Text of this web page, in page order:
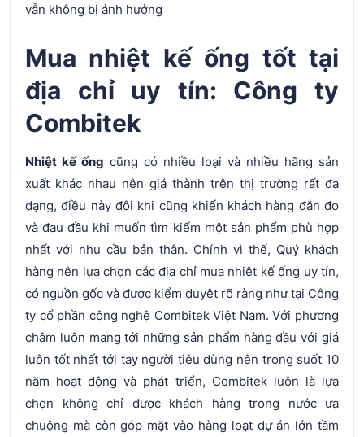
vẫn không bị ảnh hưởng
Mua nhiệt kế ống tốt tại
địa chỉ uy tín: Công ty
Combitek
Nhiệt kế ống cũng có nhiều loại và nhiều hãng sản
xuất khác nhau nên giá thành trên thị trường rất đa
dạng, điều này đôi khi cũng khiến khách hàng đắn đo
và đau đầu khi muốn tìm kiếm một sản phẩm phù hợp
nhất với nhu cầu bản thân. Chính vì thế, Quý khách
hàng nên lựa chọn các địa chỉ mua nhiệt kế ống uy tín,
có nguồn gốc và được kiểm duyệt rõ ràng như tại Công
ty cổ phần công nghệ Combitek Việt Nam. Với phương
châm luôn mang tới những sản phẩm hàng đầu với giá
luôn tốt nhất tới tay người tiêu dùng nên trong suốt 10
năm hoạt động và phát triển, Combitek luôn là lựa
chọn không chỉ được khách hàng trong nước ưa
chuộng mà còn góp mặt vào hàng loạt dự án lớn tầm